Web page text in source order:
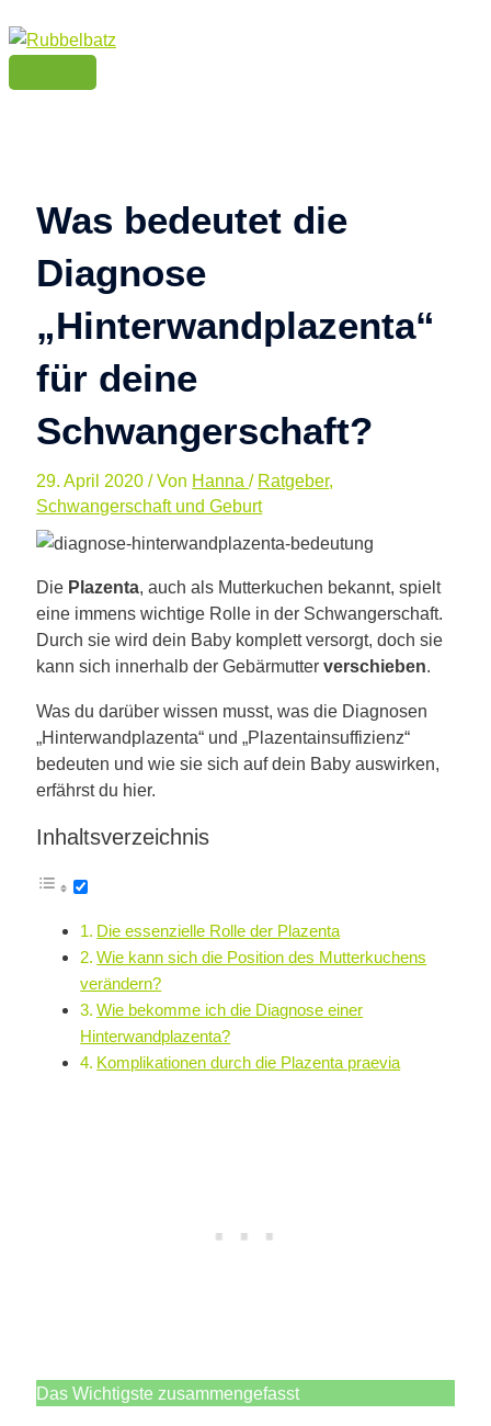
Inhalt
springen
Was bedeutet die
Diagnose
„Hinterwandplazenta“
für deine
Schwangerschaft?
29. April 2020/ Von Hanna/ Ratgeber,
Schwangerschaft und Geburt
Die Plazenta, auch als Mutterkuchen bekannt, spielt
eine immens wichtige Rolle in der Schwangerschaft.
Durch sie wird dein Baby komplett versorgt, doch sie
kann sich innerhalb der Gebärmutterverschieben.
Was du darüber wissen musst, was die Diagnosen
„Hinterwandplazenta“ und „Plazentainsuffizienz“
bedeuten und wie sie sich auf dein Baby auswirken,
erfährst du hier.
Inhaltsverzeichnis
Die essenzielle Rolle der Plazenta
Wie kann sich die Position des Mutterkuchens
verändern?
Wie bekomme ich die Diagnose einer
Hinterwandplazenta?
Komplikationen durch die Plazenta praevia
Das Wichtigste zusammengefasst
eingeben…
Mail-
Adresse
u
c
n
a
h
: